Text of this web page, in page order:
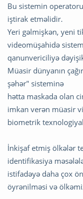
Bu sistemin
iştirak etməlidir.
Yeri gəlmişkən, yeni
videomüşahidə
qanunvericiliyə
Müasir dünyanın
şəhər" sisteminə
hətta maskada olan
imkan verən müasir
biometrik
İnkişaf etmiş ölkələr
identifikasiya
istifadəyə daha çox
öyrənilməsi və